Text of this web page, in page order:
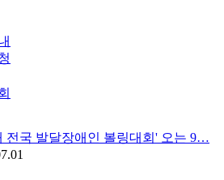
전국 발달장애인 볼링대회' 오는 9…